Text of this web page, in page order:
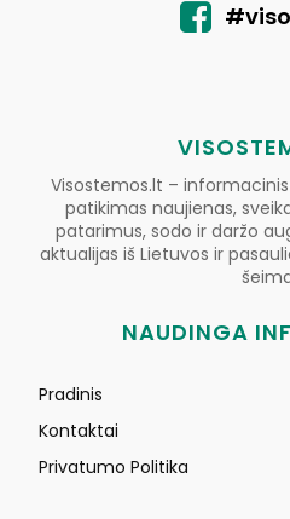
Visostemos.lt –
patikimas naujienas,
patarimus, sodo ir daržo
aktualijas iš Lietuvos ir
NAUDINGA
Pradinis
Kontaktai
Privatumo Politika